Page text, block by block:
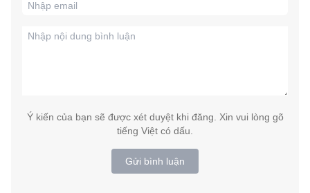
Ý kiến của bạn sẽ được xét duyệt khi đăng. Xin vui lòng gõ
tiếng Việt có dấu.
Gửi bình luận